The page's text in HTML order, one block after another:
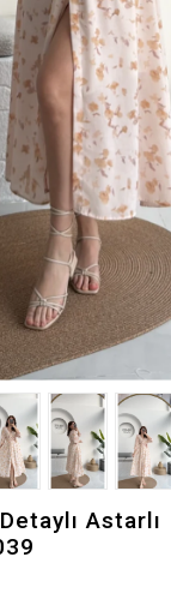
Astarlı